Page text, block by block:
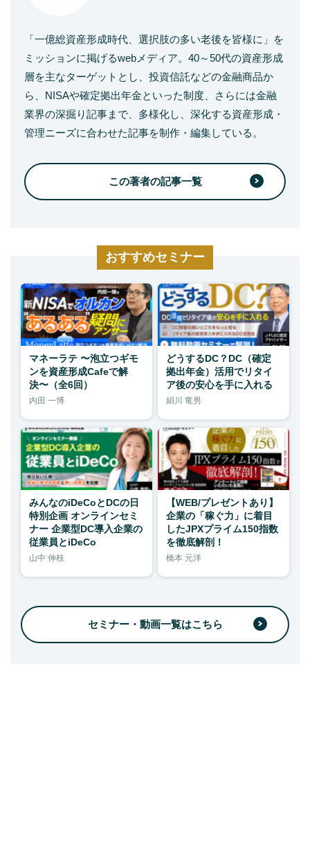
「一億総資産形成時代、選択肢の多い老後を皆様に」を
ミッションに掲げるwebメディア。40～50代の資産形成
層を主なターゲットとし、投資信託などの金融商品か
ら、NISAや確定拠出年金といった制度、さらには金融
業界の深掘り記事まで、多様化し、深化する資産形成・
管理ニーズに合わせた記事を制作・編集している。
この著者の記事一覧
おすすめセミナー
マネーラテ 〜泡立つギモ
ンを資産形成Cafeで解
決〜（全6回）
内田 一博
どうするDC？DC（確定
拠出年金）活用でリタイ
ア後の安心を手に入れる
絹川 竜男
みんなのiDeCoとDCの日
特別企画 オンラインセミ
ナー 企業型DC導入企業の
従業員とiDeCo
山中 伸枝
【WEB/プレゼントあり】
企業の「稼ぐ力」に着目
したJPXプライム150指数
を徹底解剖！
橋本 元洋
セミナー・動画一覧はこちら